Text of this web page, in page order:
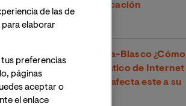
los retos de la educación
Víctor José Villanueva-Blasco ¿Cómo
el uso problemático de Internet
adolescentes y cómo afecta este a su
mental?
de las de
elaborar
preferencias
páginas
aceptar o
el enlace